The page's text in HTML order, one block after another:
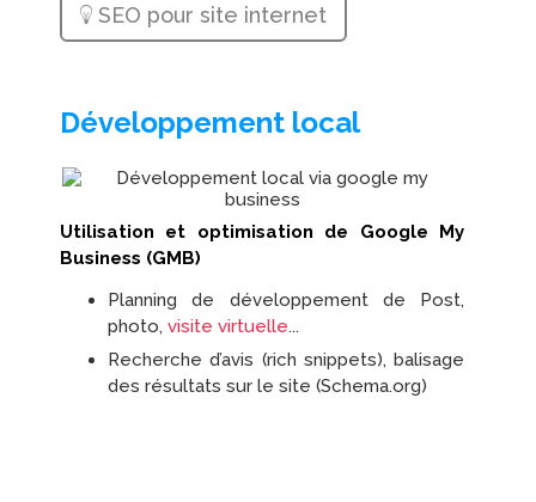
SEO pour site internet
Développement local
Utilisation et optimisation de Google My
Business (GMB)
Planning de développement de Post,
photo, visite virtuelle...
Recherche d’avis (rich snippets), balisage
des résultats sur le site (Schema.org)